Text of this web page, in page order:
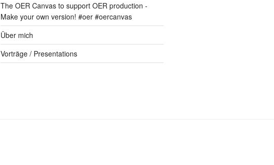
The OER Canvas to support OER production -
Make your own version! #oer #oercanvas
Über mich
Vorträge / Presentations